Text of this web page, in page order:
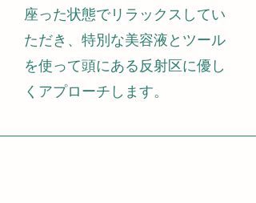
座った状態でリラックスしてい
ただき、特別な美容液とツール
を使って頭にある反射区に優し
くアプローチします。